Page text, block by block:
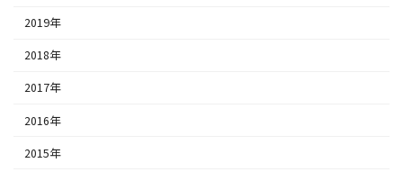
2019年
2018年
2017年
2016年
2015年